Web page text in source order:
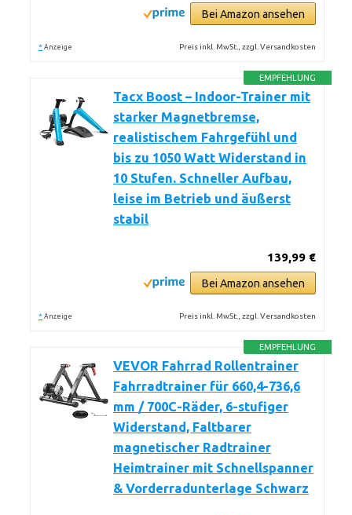
Bei Amazon ansehen
* Anzeige Preis inkl. MwSt., zzgl. Versandkosten
EMPFEHLUNG
Tacx Boost – Indoor-Trainer mit
starker Magnetbremse,
realistischem Fahrgefühl und
bis zu 1050 Watt Widerstand in
10 Stufen. Schneller Aufbau,
leise im Betrieb und äußerst
stabil
139,99 €
Bei Amazon ansehen
* Anzeige Preis inkl. MwSt., zzgl. Versandkosten
EMPFEHLUNG
VEVOR Fahrrad Rollentrainer
Fahrradtrainer für 660,4-736,6
mm / 700C-Räder, 6-stufiger
Widerstand, Faltbarer
magnetischer Radtrainer
Heimtrainer mit Schnellspanner
& Vorderradunterlage Schwarz